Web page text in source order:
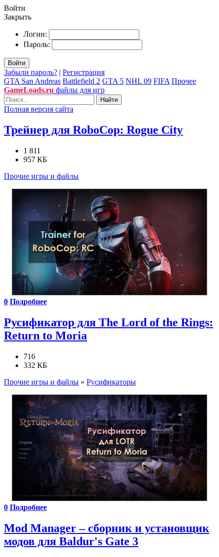
Войти
Закрыть
Логин:
Пароль:
Войти
Забыли пароль? | Регистрация
GTA San Andreas Battlefield 2 GTA 5 NHL 09 FIFA Прочее
GameLoads.ru файлы для игр
Найти
Полная версия сайта
Трейнер для RoboCop: Rogue City
1 811
957 КБ
Прочие игры и файлы
0 Подробнее
Русификатор для The Lord of the Rings:
Return to Moria
716
332 КБ
Прочие игры и файлы » Русификаторы
0 Подробнее
Mod Manager – сборник и установщик
модов для Baldur's Gate 3